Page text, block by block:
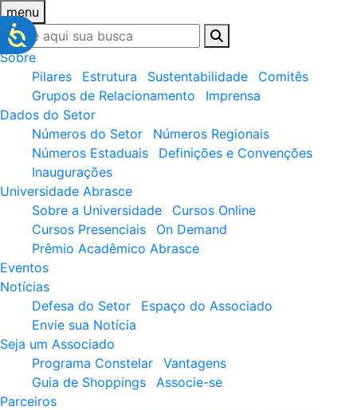
menu
Sobre
Pilares
Estrutura Sustentabilidade
Comitês
Grupos de Relacionamento
Imprensa
Dados do Setor
Números do Setor
Números Regionais
Números Estaduais
Definições e Convenções
Inaugurações
Universidade Abrasce
Sobre a Universidade
Cursos Online
Cursos Presenciais
On Demand
Prêmio Acadêmico Abrasce
Eventos
Notícias
Defesa do Setor
Espaço do Associado
Envie sua Notícia
Seja um Associado
Programa Constelar
Vantagens
Guia de Shoppings
Associe-se
Parceiros